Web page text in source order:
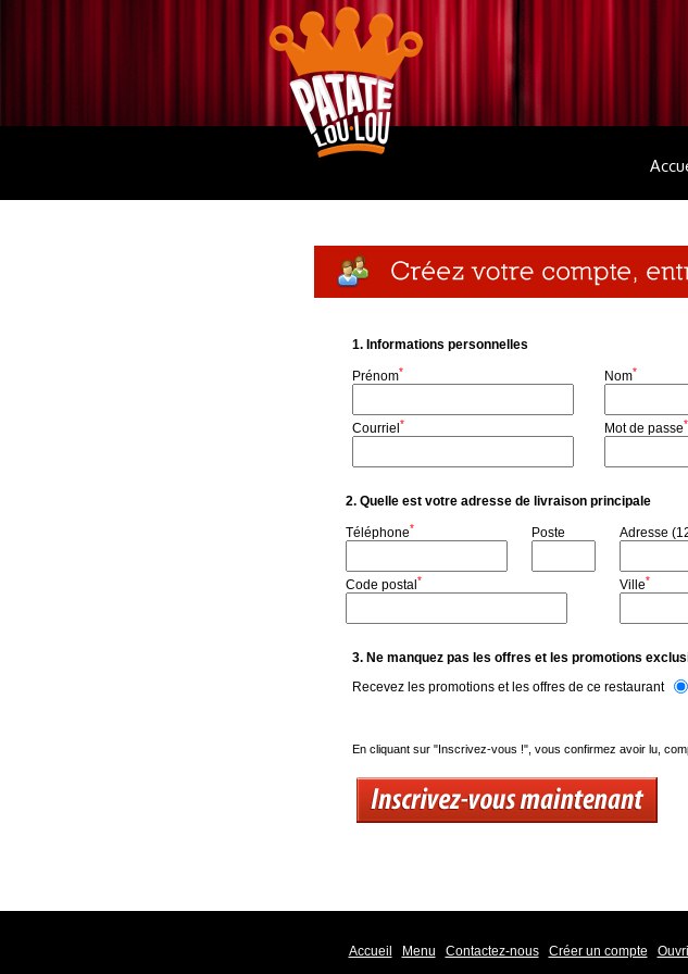
1. Informations personnelles
Prénom* Nom*
Courriel * Mot de passe*
2. Quelle est votre adresse de livraison principale
Téléphone* Poste Adresse
Code postal * Ville*
3. Ne manquez pas les offres et les promotions
Recevez les promotions et les offres de ce restaurant
En cliquant sur "Inscrivez-vous !", vous confirmez avoir lu,
Accueil Menu Contactez-nous Créer un compte